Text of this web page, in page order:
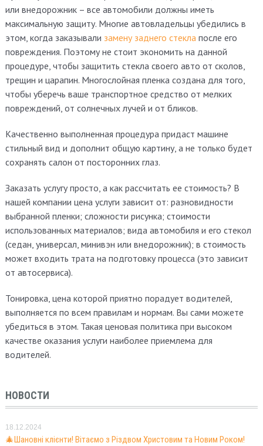
или внедорожник – все автомобили должны иметь
максимальную защиту. Многие автовладельцы убедились в
этом, когда заказывали замену заднего стеклапосле его
повреждения. Поэтому не стоит экономить на данной
процедуре, чтобы защитить стекла своего авто от сколов,
трещин и царапин. Многослойная пленка создана для того,
чтобы уберечь ваше транспортное средство от мелких
повреждений, от солнечных лучей и от бликов.
Качественно выполненная процедура придаст машине
стильный вид и дополнит общую картину, а не только будет
сохранять салон от посторонних глаз.
Заказать услугу просто, а как рассчитать ее стоимость? В
нашей компании цена услуги зависит от: разновидности
выбранной пленки; сложности рисунка; стоимости
использованных материалов; вида автомобиля и его стекол
(седан, универсал, минивэн или внедорожник); в стоимость
может входить трата на подготовку процесса (это зависит
от автосервиса).
Тонировка, цена которой приятно порадует водителей,
выполняется по всем правилам и нормам. Вы сами можете
убедиться в этом. Такая ценовая политика при высоком
качестве оказания услуги наиболее приемлема для
водителей.
НОВОСТИ
18.12.2024
🎄Шановні клієнти! Вітаємо з Різдвом Христовим та Новим Роком!